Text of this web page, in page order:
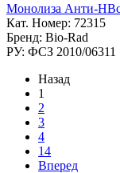
Монолиза Анти-
Кат. Номер: 72315
Бренд: Bio-Rad
РУ: ФСЗ 2010/06311
Назад
1
2
3
4
14
Вперед